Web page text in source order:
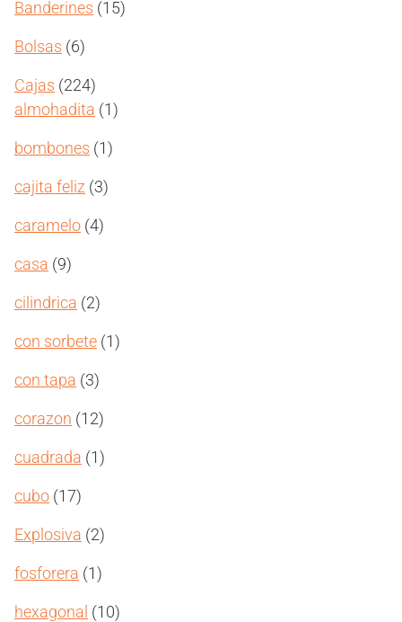
Banderines 1515
Bolsas 66
Cajas 224224
productos
almohadita 11
bombones 11
cajita feliz 33
caramelo 44
casa 99
cilindrica 22
con sorbete 11
con tapa 33
corazon 1212
cuadrada 11
cubo 1717
Explosiva 22
fosforera 11
hexagonal 1010